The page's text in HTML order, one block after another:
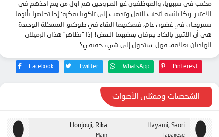
مكتب في سيبيريا، والموظفون غير المتزوجين هم أول من يتم أخذهم في
الاعتبار. ريكا يائسة لتجنب النقل وتذهب إلى تاكويا بفكرة: إذا تظاهرا بأنهما
سيتزوجان في غضون عام، فيمكنهما البقاء في طوكيو. المشكلة الوحيدة
هي أن الاثنين بالكاد يعرفان بعضهما البعض! إذا “تظاهر” هذان الزميلان
الهادئان بعلاقة، فهل ستتحول إلى شيء حقيقي؟
Facebook Twitter WhatsApp Pinterest
الشخصيات وممثلي الأصوات
Honjouji, Rika
Main
Hayami, Saori
Japanese